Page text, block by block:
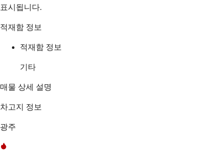
표시됩니다.
적재함 정보
적재함 정보
기타
매물 상세 설명
차고지 정보
광주